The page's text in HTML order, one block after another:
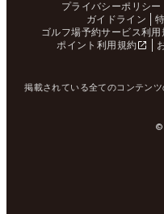
プライバシーポリシー
ガイドライン
ゴルフ場予約サービス利用
ポイント利用規約
掲載されている全てのコンテン
©